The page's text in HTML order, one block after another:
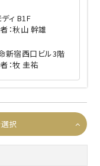
ィ B1F
：秋山 幹雄
新宿西口ビル3階
：牧 圭祐
択